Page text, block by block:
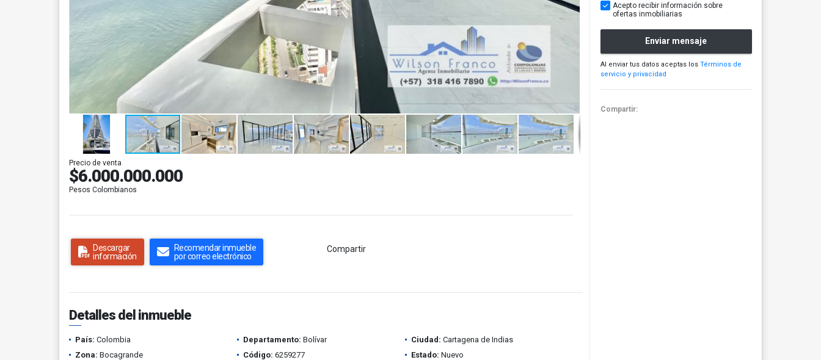
Precio de venta
$6.000.000.000
Pesos Colombianos
Descargar
información
Recomendar inmueble
por correo electrónico
Compartir
Detalles del inmueble
País: Colombia Departamento: Bolívar Ciudad: Cartagena de Indias
Zona: Bocagrande Código: 6259277 Estado: Nuevo
Acepto recibir información sobre
ofertas inmobiliarias
Enviar mensaje
Al enviar tus datos aceptas los Términos de
servicio y privacidad
Compartir: